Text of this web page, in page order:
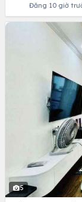
Đăng 10 giờ
5